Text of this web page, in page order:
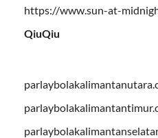
https://www.sun-at-
QiuQiu